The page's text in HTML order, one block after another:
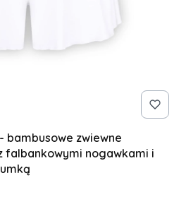
bambusowe zwiewne
falbankowymi nogawkami i